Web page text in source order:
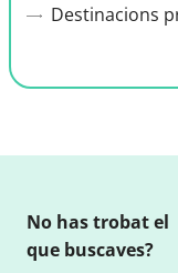
Destinacions
No has trobat el
que buscaves?